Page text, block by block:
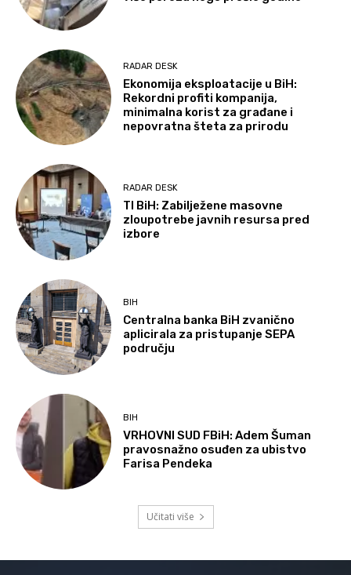
RADAR DESK
Ekonomija eksploatacije u BiH:
Rekordni profiti kompanija,
minimalna korist za građane i
nepovratna šteta za prirodu
RADAR DESK
TI BiH: Zabilježene masovne
zloupotrebe javnih resursa pred
izbore
BIH
Centralna banka BiH zvanično
aplicirala za pristupanje SEPA
području
BIH
VRHOVNI SUD FBiH: Adem Šuman
pravosnažno osuđen za ubistvo
Farisa Pendeka
Učitati više